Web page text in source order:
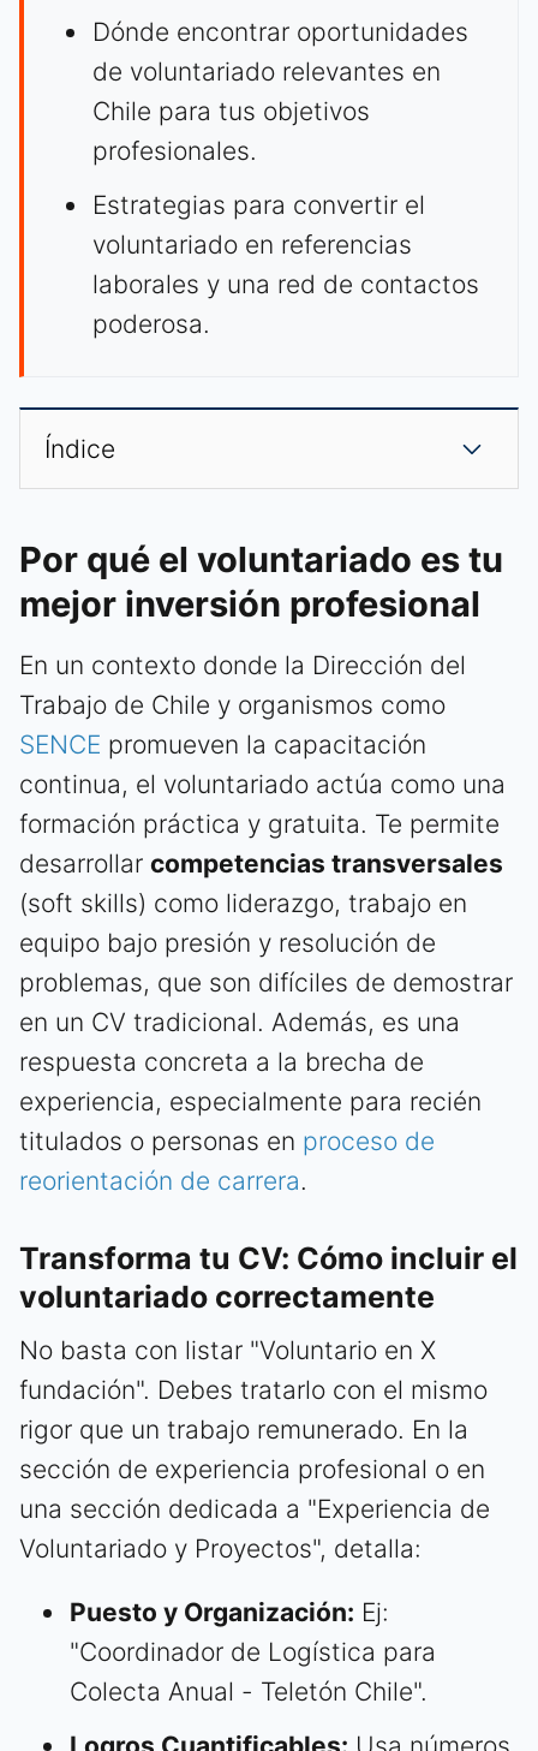
Dónde encontrar oportunidades
de voluntariado relevantes en
Chile para tus objetivos
profesionales.
Estrategias para convertir el
voluntariado en referencias
laborales y una red de contactos
poderosa.
Índice
Por qué el voluntariado es tu
mejor inversión profesional
En un contexto donde la Dirección del
Trabajo de Chile y organismos como
SENCE promueven la capacitación
continua, el voluntariado actúa como una
formación práctica y gratuita. Te permite
desarrollar competencias transversales
(soft skills) como liderazgo, trabajo en
equipo bajo presión y resolución de
problemas, que son difíciles de demostrar
en un CV tradicional. Además, es una
respuesta concreta a la brecha de
experiencia, especialmente para recién
titulados o personas en proceso de
reorientación de carrera.
Transforma tu CV: Cómo incluir el
voluntariado correctamente
No basta con listar "Voluntario en X
fundación". Debes tratarlo con el mismo
rigor que un trabajo remunerado. En la
sección de experiencia profesional o en
una sección dedicada a "Experiencia de
Voluntariado y Proyectos", detalla:
Puesto y Organización: Ej:
"Coordinador de Logística para
Colecta Anual - Teletón Chile".